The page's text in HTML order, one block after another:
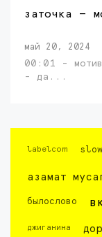
заточка —
май 20, 2024
00:01 -
- да...
labelcom
азамат
былослово
джиганина